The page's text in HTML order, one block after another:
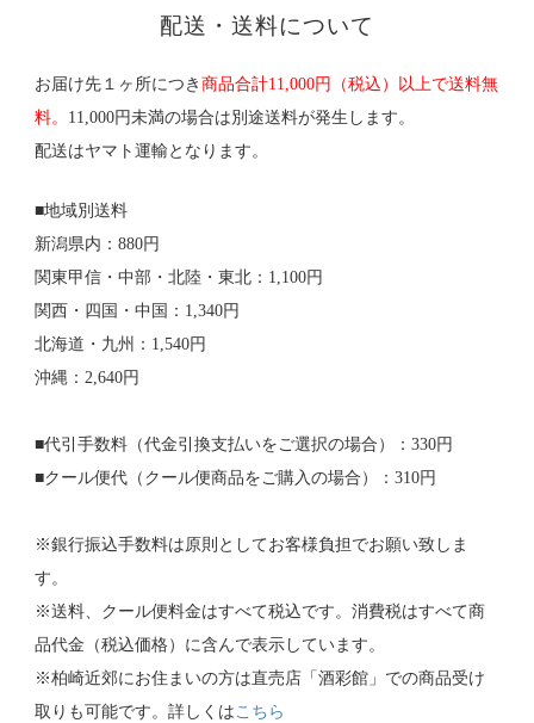
配送・送料について
お届け先１ヶ所につき商品合計11,000円（税込）以上で送料無
料。 11,000円未満の場合は別途送料が発生します。
配送はヤマト運輸となります。
■地域別送料
新潟県内：880円
関東甲信・中部・北陸・東北：1,100円
関西・四国・中国：1,340円
北海道・九州：1,540円
沖縄：2,640円
■代引手数料（代金引換支払いをご選択の場合）：330円
■クール便代（クール便商品をご購入の場合）：310円
※銀行振込手数料は原則としてお客様負担でお願い致しま
す。
※送料、クール便料金はすべて税込です。消費税はすべて商
品代金（税込価格）に含んで表示しています。
※柏崎近郊にお住まいの方は直売店「酒彩館」での商品受け
取りも可能です。詳しくはこちら